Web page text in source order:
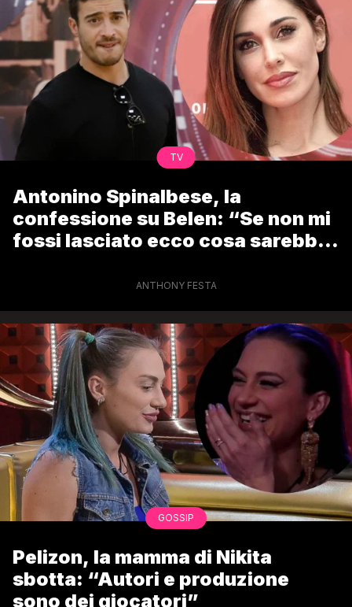
TV
Antonino Spinalbese, la
confessione su Belen: “Se non mi
fossi lasciato ecco cosa sarebbe
ANTHONY FESTA
GOSSIP
Pelizon, la mamma di Nikita
sbotta: “Autori e produzione
sono dei giocatori”